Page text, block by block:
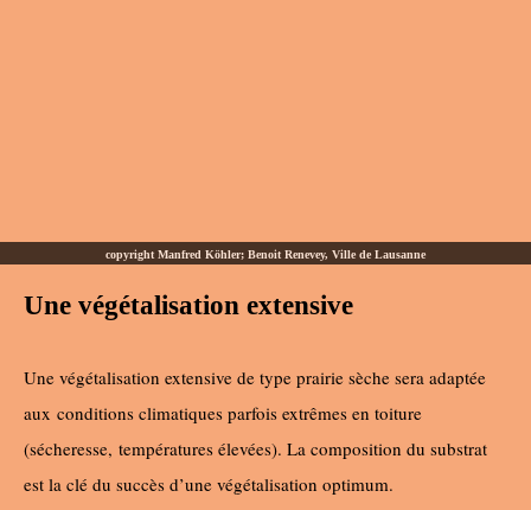
copyright Manfred Köhler; Benoit Renevey, Ville de Lausanne
Une végétalisation extensive
Une végétalisation extensive de type prairie sèche sera adaptée
aux conditions climatiques parfois extrêmes en toiture
(sécheresse, températures élevées). La composition du substrat
est la clé du succès d’une végétalisation optimum.